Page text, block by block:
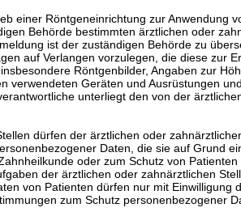
einer Röntgeneinrichtung zur Anwendung
Behörde bestimmten ärztlichen oder
ist der zuständigen Behörde zu
auf Verlangen vorzulegen, die diese zur
Röntgenbilder, Angaben zur
verwendeten Geräten und Ausrüstungen
unterliegt den von der
dürfen der ärztlichen oder
Daten, die sie auf Grund
oder zum Schutz von
der ärztlichen oder zahnärztlichen
von Patienten dürfen nur mit Einwilligung
zum Schutz personenbezogener